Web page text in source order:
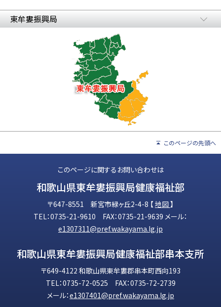
東牟婁振興局
このページの先頭へ
このページに関するお問い合わせは
和歌山県東牟婁振興局健康福祉部
〒647-8551 新宮市緑ヶ丘2-4-8 【地図】
TEL：0735-21-9610 FAX：0735-21-9639 メール：
e1307311@pref.wakayama.lg.jp
和歌山県東牟婁振興局健康福祉部串本支所
〒649-4122 和歌山県東牟婁郡串本町西向193
TEL：0735-72-0525 FAX：0735-72-2739
メール：e1307401@pref.wakayama.lg.jp